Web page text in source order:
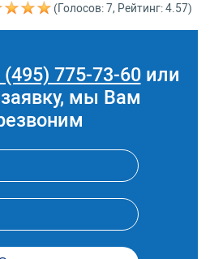
(Голосов: 7, Рейтинг: 4.57)
(495) 775-73-60или
заявку, мы Вам